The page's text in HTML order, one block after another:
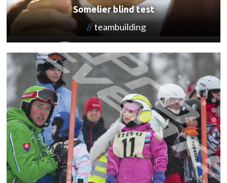
Somelier blind test
teambuilding